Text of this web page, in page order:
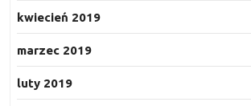
kwiecień 2019
marzec 2019
luty 2019